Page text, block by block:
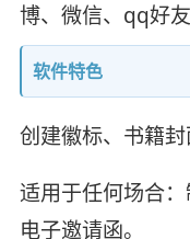
博、微信、qq好友
软件特色
创建徽标、书籍
适用于任何场合
电子邀请函。